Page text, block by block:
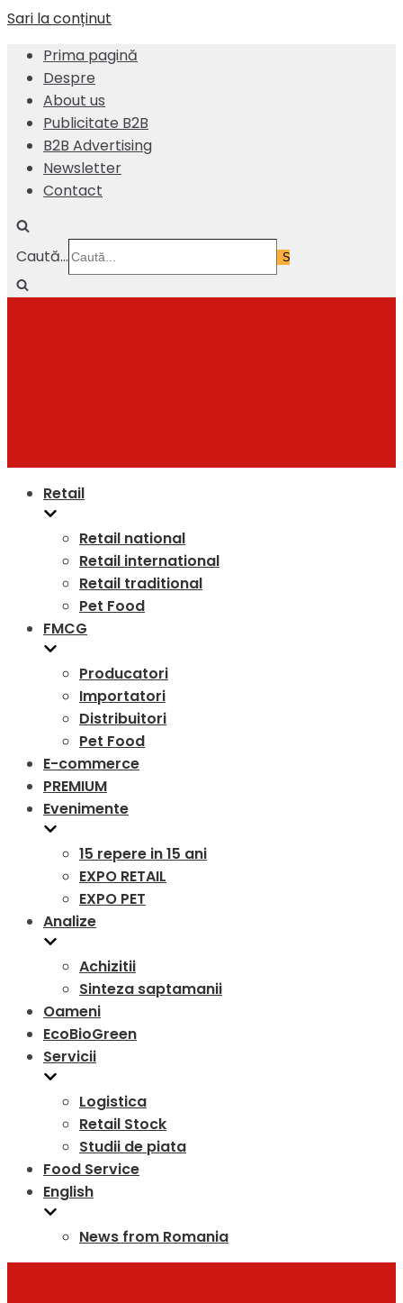
Sari la conținut
Prima pagină
Despre
About us
Publicitate B2B
B2B Advertising
Newsletter
Contact
Caută...
Retail
Retail national
Retail international
Retail traditional
Pet Food
FMCG
Producatori
Importatori
Distribuitori
Pet Food
E-commerce
PREMIUM
Evenimente
15 repere in 15 ani
EXPO RETAIL
EXPO PET
Analize
Achizitii
Sinteza saptamanii
Oameni
EcoBioGreen
Servicii
Logistica
Retail Stock
Studii de piata
Food Service
English
News from Romania